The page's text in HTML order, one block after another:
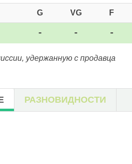
G VG F
- - -
удержанную с продавца
РАЗНОВИДНОСТИ